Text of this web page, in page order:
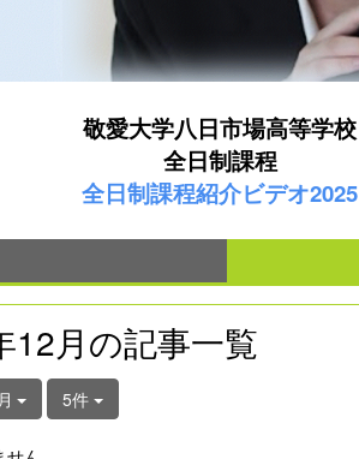
敬愛大学八日市場高等学校
全日制課程
全日制課程紹介ビデオ2025
12月の記事一覧
5件